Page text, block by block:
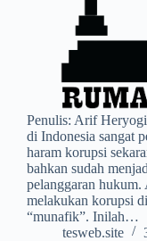
Penulis: Arif
di Indonesia sangat
haram korupsi
bahkan sudah
pelanggaran
melakukan korupsi
“munafik”. Inilah…
tesweb.site